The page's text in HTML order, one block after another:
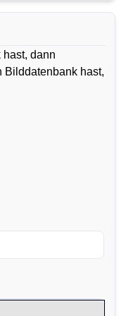
dann
Bilddatenbank hast,